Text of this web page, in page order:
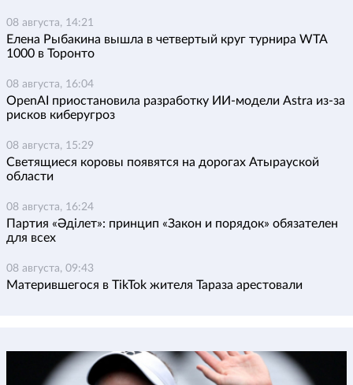
08 августа, 14:21
Елена Рыбакина вышла в четвертый круг турнира WTA
1000 в Торонто
08 августа, 16:04
OpenAI приостановила разработку ИИ-модели Astra из-за
рисков киберугроз
08 августа, 15:29
Светящиеся коровы появятся на дорогах Атырауской
области
08 августа, 16:24
Партия «Әділет»: принцип «Закон и порядок» обязателен
для всех
08 августа, 09:43
Матерившегося в TikTok жителя Тараза арестовали